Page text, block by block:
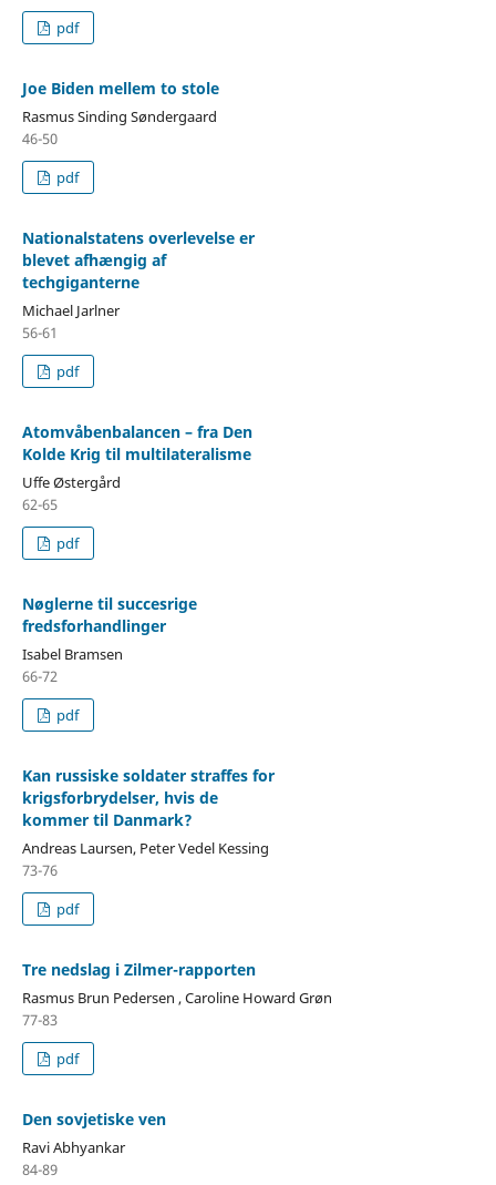
pdf
Joe Biden mellem to stole
Rasmus Sinding Søndergaard
46-50
pdf
Nationalstatens overlevelse er
blevet afhængig af
techgiganterne
Michael Jarlner
56-61
pdf
Atomvåbenbalancen – fra Den
Kolde Krig til multilateralisme
Uffe Østergård
62-65
pdf
Nøglerne til succesrige
fredsforhandlinger
Isabel Bramsen
66-72
pdf
Kan russiske soldater straffes for
krigsforbrydelser, hvis de
kommer til Danmark?
Andreas Laursen, Peter Vedel Kessing
73-76
pdf
Tre nedslag i Zilmer-rapporten
Rasmus Brun Pedersen , Caroline Howard Grøn
77-83
pdf
Den sovjetiske ven
Ravi Abhyankar
84-89